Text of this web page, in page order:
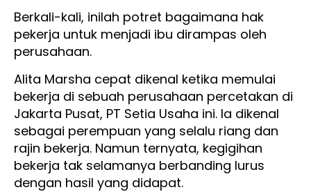
Berkali-kali, inilah potret bagaimana hak
pekerja untuk menjadi ibu dirampas oleh
perusahaan.
Alita Marsha cepat dikenal ketika memulai
bekerja di sebuah perusahaan percetakan di
Jakarta Pusat, PT Setia Usaha ini. Ia dikenal
sebagai perempuan yang selalu riang dan
rajin bekerja. Namun ternyata, kegigihan
bekerja tak selamanya berbanding lurus
dengan hasil yang didapat.